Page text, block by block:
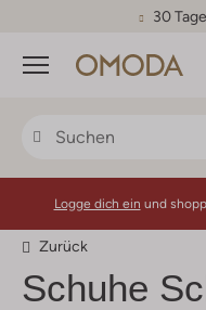
30
Menü
Logge dich ein und
Zurück
Schuhe